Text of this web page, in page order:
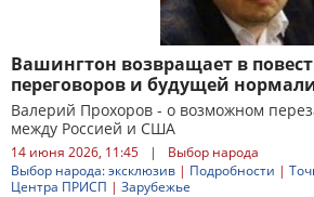
Вашингтон возвращает в
переговоров и будущей
Валерий Прохоров - о возможном
между Россией и США
14 июня 2026, 11:45 |
Выбор народа
Выбор народа: эксклюзив | Подробности |
Центра ПРИСП | Зарубежье